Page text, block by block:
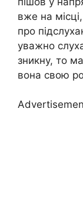
вже на
про
уважно
зникну, то
вона свою